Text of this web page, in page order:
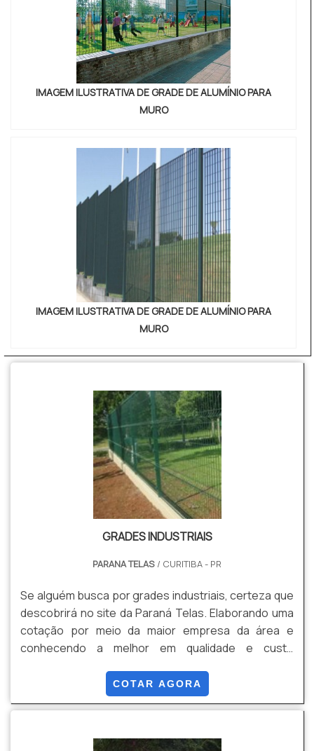
IMAGEM ILUSTRATIVA DE GRADE DE ALUMÍNIO PARA
MURO
IMAGEM ILUSTRATIVA DE GRADE DE ALUMÍNIO PARA
MURO
GRADES INDUSTRIAIS
PARANA TELAS / CURITIBA - PR
Se alguém busca por grades industriais, certeza que
descobrirá no site da Paraná Telas. Elaborando uma
cotação por meio da maior empresa da área e
conhecendo a melhor em qualidade e custo
os profissionais da Paraná Telas atingirá proteção
com comprometimento com o resultado dos
INDUSTRIAIS A Paraná Telas foca seus esforços em
COTAR AGORA